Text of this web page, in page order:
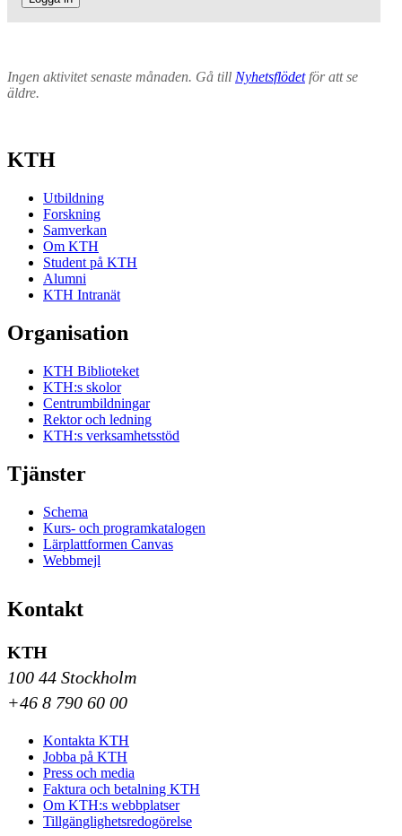
Ingen aktivitet senaste månaden. Gå till Nyhetsflödetför att se
äldre.
KTH
Utbildning
Forskning
Samverkan
Om KTH
Student på KTH
Alumni
KTH Intranät
Organisation
KTH Biblioteket
KTH:s skolor
Centrumbildningar
Rektor och ledning
KTH:s verksamhetsstöd
Tjänster
Schema
Kurs- och programkatalogen
Lärplattformen Canvas
Webbmejl
Kontakt
KTH
100 44 Stockholm
+46 8 790 60 00
Kontakta KTH
Jobba på KTH
Press och media
Faktura och betalning KTH
Om KTH:s webbplatser
Tillgänglighetsredogörelse